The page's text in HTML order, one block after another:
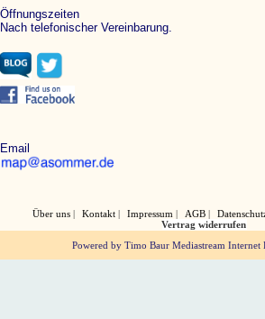
Öffnungszeiten
Nach telefonischer Vereinbarung.
Email
Über uns Kontakt Impressum AGB
Vertrag widerrufen
Powered by Timo Baur Mediastream Internet